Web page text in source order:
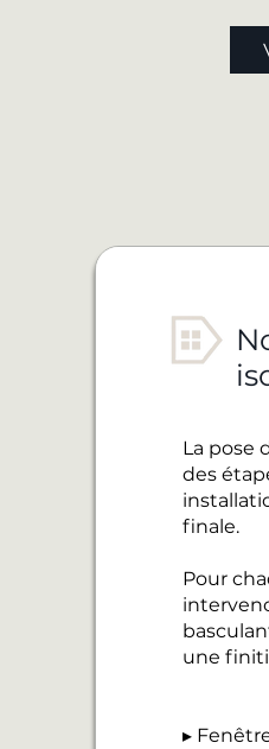
La pose
des
finale.
Pour
une
▸